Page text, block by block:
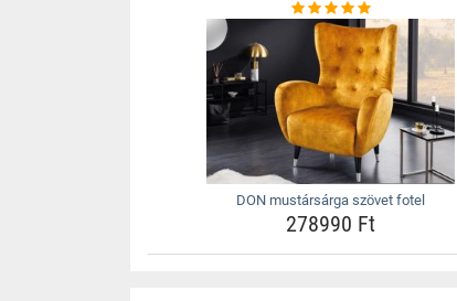
DON mustársárga szövet fotel
278990 Ft